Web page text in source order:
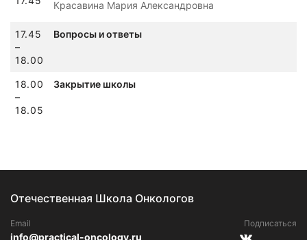
Красавина Мария Александровна
17.45
–
18.00
Вопросы и ответы
18.00
–
18.05
Закрытие школы
Отечественная Школа Онкологов
Email
info@practical-oncology.ru
Подписаться